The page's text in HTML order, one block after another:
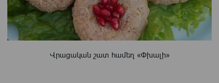
Վրացական շատ համեղ «Փխալի»